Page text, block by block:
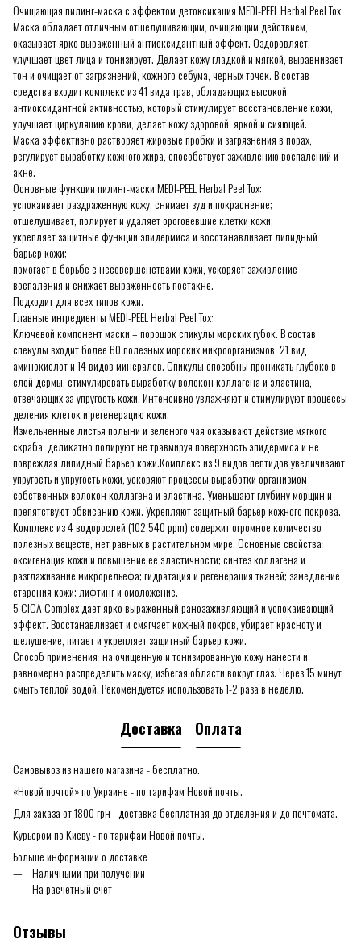
Очищающая пилинг-маска с эффектом детоксикация MEDI-PEEL Herbal Peel Tox
Маска обладает отличным отшелушивающим, очищающим действием,
оказывает ярко выраженный антиоксидантный эффект. Оздоровляет,
улучшает цвет лица и тонизирует. Делает кожу гладкой и мягкой, выравнивает
тон и очищает от загрязнений, кожного себума, черных точек. В состав
средства входит комплекс из 41 вида трав, обладающих высокой
антиоксидантной активностью, который стимулирует восстановление кожи,
улучшает циркуляцию крови, делает кожу здоровой, яркой и сияющей.
Маска эффективно растворяет жировые пробки и загрязнения в порах,
регулирует выработку кожного жира, способствует заживлению воспалений и
акне.
Основные функции пилинг-маски MEDI-PEEL Herbal Peel Tox:
успокаивает раздраженную кожу, снимает зуд и покраснение;
отшелушивает, полирует и удаляет ороговевшие клетки кожи;
укрепляет защитные функции эпидермиса и восстанавливает липидный
барьер кожи;
помогает в борьбе с несовершенствами кожи, ускоряет заживление
воспаления и снижает выраженность постакне.
Подходит для всех типов кожи.
Главные ингредиенты MEDI-PEEL Herbal Peel Tox:
Ключевой компонент маски – порошок спикулы морских губок. В состав
спекулы входит более 60 полезных морских микроорганизмов, 21 вид
аминокислот и 14 видов минералов. Спикулы способны проникать глубоко в
слой дермы, стимулировать выработку волокон коллагена и эластина,
отвечающих за упругость кожи. Интенсивно увлажняют и стимулируют процессы
деления клеток и регенерацию кожи.
Измельченные листья полыни и зеленого чая оказывают действие мягкого
скраба, деликатно полируют не травмируя поверхность эпидермиса и не
повреждая липидный барьер кожи.Комплекс из 9 видов пептидов увеличивают
упругость и упругость кожи, ускоряют процессы выработки организмом
собственных волокон коллагена и эластина. Уменьшают глубину морщин и
препятствуют обвисанию кожи. Укрепляют защитный барьер кожного покрова.
Комплекс из 4 водорослей (102,540 ppm) содержит огромное количество
полезных веществ, нет равных в растительном мире. Основные свойства:
оксигенация кожи и повышение ее эластичности; синтез коллагена и
разглаживание микрорельефа; гидратация и регенерация тканей; замедление
старения кожи; лифтинг и омоложение.
5 CICA Complex дает ярко выраженный ранозаживляющий и успокаивающий
эффект. Восстанавливает и смягчает кожный покров, убирает красноту и
шелушение, питает и укрепляет защитный барьер кожи.
Способ применения: на очищенную и тонизированную кожу нанести и
равномерно распределить маску, избегая области вокруг глаз. Через 15 минут
смыть теплой водой. Рекомендуется использовать 1-2 раза в неделю.
Доставка Оплата
Самовывоз из нашего магазина - бесплатно.
«Новой почтой» по Украине - по тарифам Новой почты.
Для заказа от 1800 грн - доставка бесплатная до отделения и до почтомата.
Курьером по Киеву - по тарифам Новой почты.
Больше информации о доставке
Наличными при получении
На расчетный счет
Отзывы